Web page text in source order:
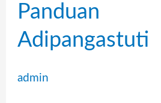
Panduan
Adipangastuti
admin
Panduan
Sekolah
Adipangastuti